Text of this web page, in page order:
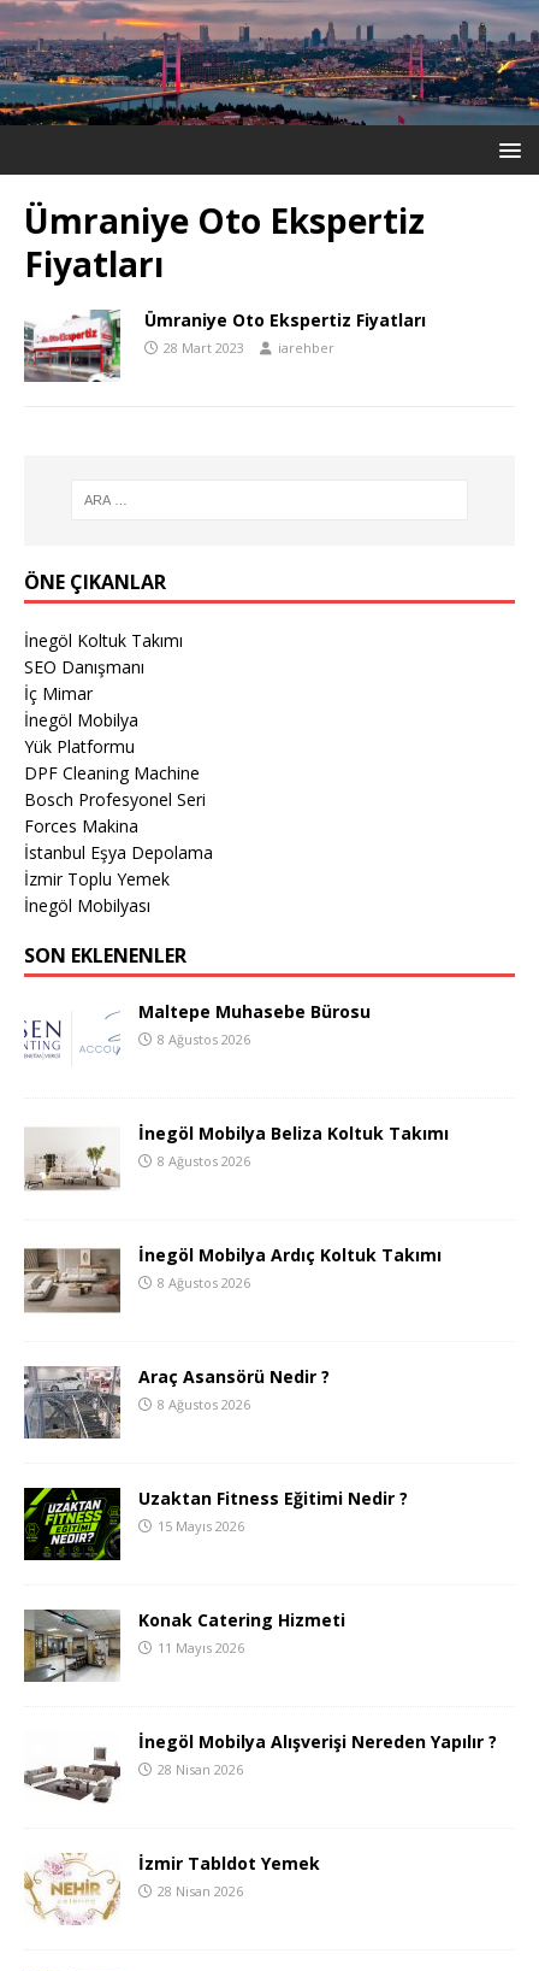
Ümraniye Oto Ekspertiz
Fiyatları
Ümraniye Oto Ekspertiz Fiyatları
28 Mart 2023 iarehber
ÖNE ÇIKANLAR
İnegöl Koltuk Takımı
SEO Danışmanı
İç Mimar
İnegöl Mobilya
Yük Platformu
DPF Cleaning Machine
Bosch Profesyonel Seri
Forces Makina
İstanbul Eşya Depolama
İzmir Toplu Yemek
İnegöl Mobilyası
SON EKLENENLER
Maltepe Muhasebe Bürosu
8 Ağustos 2026
İnegöl Mobilya Beliza Koltuk Takımı
8 Ağustos 2026
İnegöl Mobilya Ardıç Koltuk Takımı
8 Ağustos 2026
Araç Asansörü Nedir ?
8 Ağustos 2026
Uzaktan Fitness Eğitimi Nedir ?
15 Mayıs 2026
Konak Catering Hizmeti
11 Mayıs 2026
İnegöl Mobilya Alışverişi Nereden Yapılır ?
28 Nisan 2026
İzmir Tabldot Yemek
28 Nisan 2026